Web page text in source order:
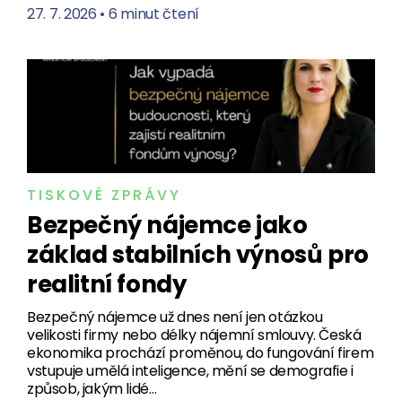
27. 7. 2026 • 6 minut čtení
TISKOVÉ ZPRÁVY
Bezpečný nájemce jako
základ stabilních výnosů pro
realitní fondy
Bezpečný nájemce už dnes není jen otázkou
velikosti firmy nebo délky nájemní smlouvy. Česká
ekonomika prochází proměnou, do fungování firem
vstupuje umělá inteligence, mění se demografie i
způsob, jakým lidé…